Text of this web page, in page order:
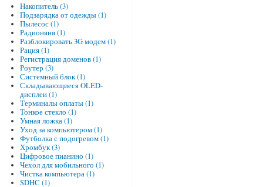
Накопитель (3)
Подзарядка от одежды (1)
Пылесос (1)
Радионяня (1)
Разблокировать 3G модем (1)
Рация (1)
Регистрация доменов (1)
Роутер (3)
Системный блок (1)
Складывающиеся OLED-
дисплеи (1)
Терминалы оплаты (1)
Тонкое стекло (1)
Умная ложка (1)
Уход за компьютером (1)
Футболка с подогревом (1)
Хромбук (3)
Цифровое пианино (1)
Чехол для мобильного (1)
Чистка компьютера (1)
SDHC (1)